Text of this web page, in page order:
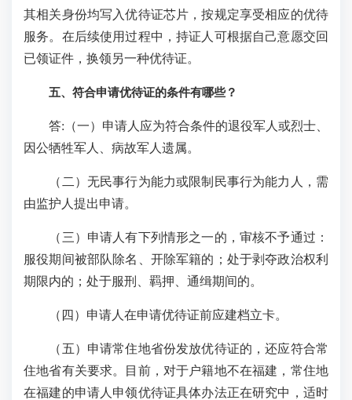
其相关身份均写入优待证芯片，按规定享受相应的优待
服务。在后续使用过程中，持证人可根据自己意愿交回
已领证件，换领另一种优待证。
五、符合申请优待证的条件有哪些？
答:（一）申请人应为符合条件的退役军人或烈士、
因公牺牲军人、病故军人遗属。
（二）无民事行为能力或限制民事行为能力人，需
由监护人提出申请。
（三）申请人有下列情形之一的，审核不予通过：
服役期间被部队除名、开除军籍的；处于剥夺政治权利
期限内的；处于服刑、羁押、通缉期间的。
（四）申请人在申请优待证前应建档立卡。
（五）申请常住地省份发放优待证的，还应符合常
住地省有关要求。目前，对于户籍地不在福建，常住地
在福建的申请人申领优待证具体办法正在研究中，适时